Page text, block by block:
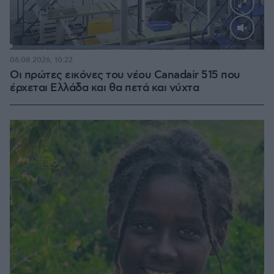
Loaded:
Οι πρώτες εικόνες του νέου Canadair 515 που
έρχεται Ελλάδα και θα πετά και νύχτα
06.08.2026, 10:22